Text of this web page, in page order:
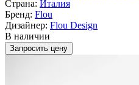
Страна: Италия
Бренд: Flou
Дизайнер: Flou Design
В наличии
Запросить цену